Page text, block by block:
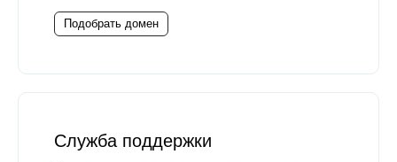
Подобрать домен
Служба поддержки